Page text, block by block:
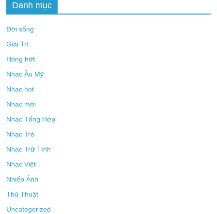
Danh mục
Đời sống
Giải Trí
Hóng hớt
Nhạc Âu Mỹ
Nhạc hot
Nhạc mới
Nhạc Tổng Hợp
Nhạc Trẻ
Nhạc Trữ Tình
Nhạc Việt
Nhiếp Ảnh
Thủ Thuật
Uncategorized